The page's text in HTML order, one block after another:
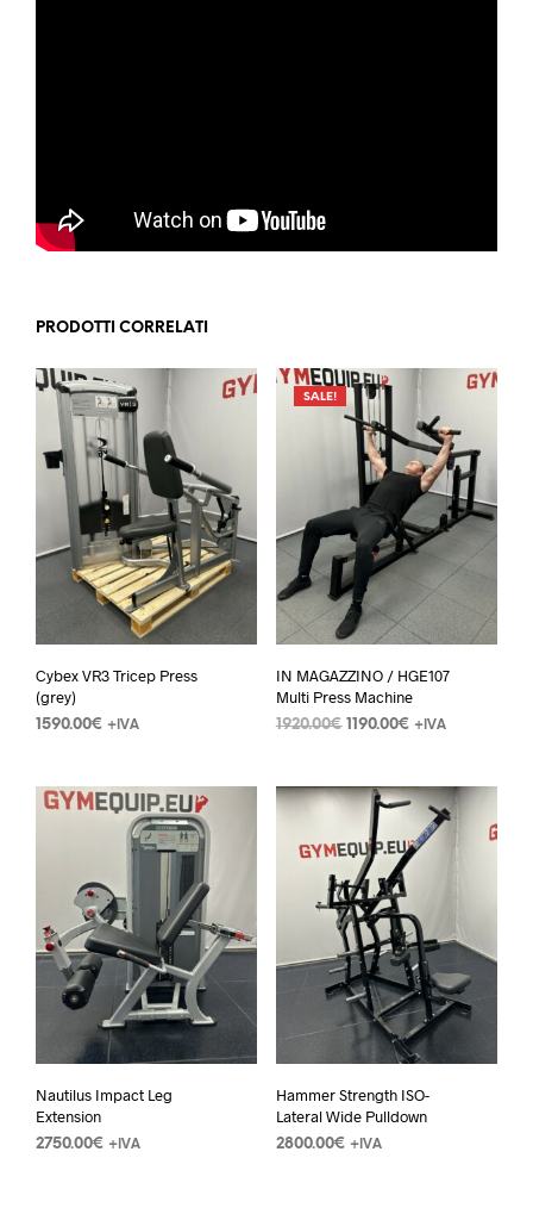
PRODOTTI CORRELATI
Cybex VR3 Tricep Press
(grey)
1590.00€ +IVA
SALE!
IN MAGAZZINO / HGE107
Multi Press Machine
1920.00€ 1190.00€ +IVA
Nautilus Impact Leg
Extension
2750.00€ +IVA
Hammer Strength ISO-
Lateral Wide Pulldown
2800.00€ +IVA